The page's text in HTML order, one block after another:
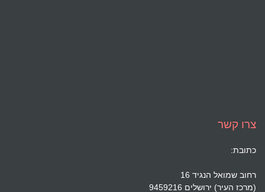
צרו קשר
כתובת:
רחוב שמואל הנגיד 16
(מרכז העיר) ירושלים 9459216